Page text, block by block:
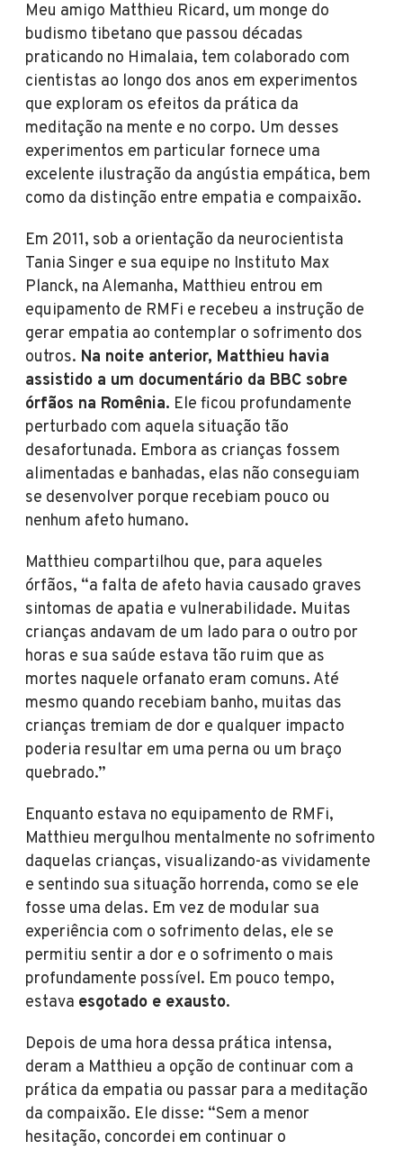
Meu amigo Matthieu Ricard, um monge do
budismo tibetano que passou décadas
praticando no Himalaia, tem colaborado com
cientistas ao longo dos anos em experimentos
que exploram os efeitos da prática da
meditação na mente e no corpo. Um desses
experimentos em particular fornece uma
excelente ilustração da angústia empática, bem
como da distinção entre empatia e compaixão.
Em 2011, sob a orientação da neurocientista
Tania Singer e sua equipe no Instituto Max
Planck, na Alemanha, Matthieu entrou em
equipamento de RMFi e recebeu a instrução de
gerar empatia ao contemplar o sofrimento dos
outros. Na noite anterior, Matthieu havia
assistido a um documentário da BBC sobre
órfãos na Romênia. Ele ficou profundamente
perturbado com aquela situação tão
desafortunada. Embora as crianças fossem
alimentadas e banhadas, elas não conseguiam
se desenvolver porque recebiam pouco ou
nenhum afeto humano.
Matthieu compartilhou que, para aqueles
órfãos, “a falta de afeto havia causado graves
sintomas de apatia e vulnerabilidade. Muitas
crianças andavam de um lado para o outro por
horas e sua saúde estava tão ruim que as
mortes naquele orfanato eram comuns. Até
mesmo quando recebiam banho, muitas das
crianças tremiam de dor e qualquer impacto
poderia resultar em uma perna ou um braço
quebrado.”
Enquanto estava no equipamento de RMFi,
Matthieu mergulhou mentalmente no sofrimento
daquelas crianças, visualizando-as vividamente
e sentindo sua situação horrenda, como se ele
fosse uma delas. Em vez de modular sua
experiência com o sofrimento delas, ele se
permitiu sentir a dor e o sofrimento o mais
profundamente possível. Em pouco tempo,
estava esgotado e exausto.
Depois de uma hora dessa prática intensa,
deram a Matthieu a opção de continuar com a
prática da empatia ou passar para a meditação
da compaixão. Ele disse: “Sem a menor
hesitação, concordei em continuar o